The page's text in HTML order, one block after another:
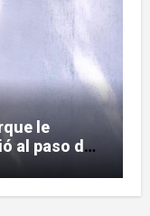
le
al paso de